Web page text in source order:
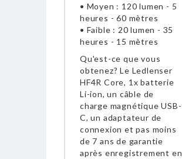
• Moyen : 120 lumen - 5
heures - 60 mètres
• Faible : 20 lumen - 35
heures - 15 mètres
Qu'est-ce que vous
obtenez? Le Ledlenser
HF4R Core, 1x batterie
Li-ion, un câble de
charge magnétique USB-
C, un adaptateur de
connexion et pas moins
de 7 ans de garantie
après enregistrement en